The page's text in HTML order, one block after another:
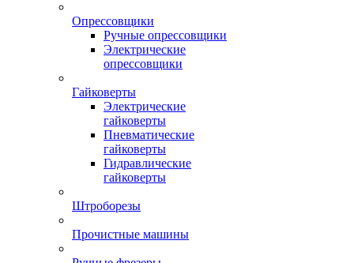
Опрессовщики
Ручные опрессовщики
Электрические
опрессовщики
Гайковерты
Электрические
гайковерты
Пневматические
гайковерты
Гидравлические
гайковерты
Штроборезы
Прочистные машины